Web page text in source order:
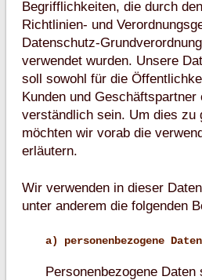
Begrifflichkeiten, die durch
Richtlinien- und
Datenschutz-
verwendet wurden. Unsere
soll sowohl für die
Kunden und
verständlich sein. Um dies zu
möchten wir vorab die
erläutern.
Wir verwenden in dieser
unter anderem die folgenden
a) personenbezogene Daten
Personenbezogene Daten